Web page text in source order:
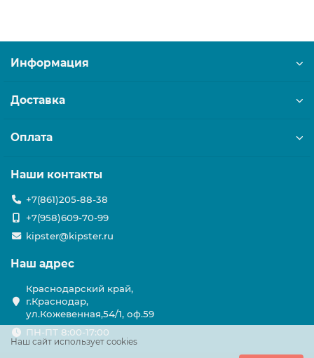
Наш сайт использует cookies
Информация
Доставка
Оплата
Наши контакты
+7(861)205-88-38
+7(958)609-70-99
kipster@kipster.ru
Наш адрес
Краснодарский край,
г.Краснодар,
ул.Кожевенная,54/1, оф.59
ПН-ПТ 8:00-17:00